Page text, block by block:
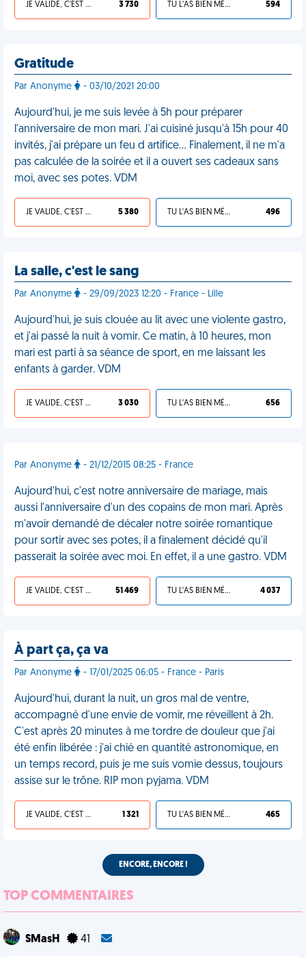
JE VALIDE, C'EST UNE VDM 3 730 TU L'AS BIEN MÉRITÉ 594
Gratitude
Par Anonyme - 03/10/2021 20:00
Aujourd'hui, je me suis levée à 5h pour préparer
l'anniversaire de mon mari. J'ai cuisiné jusqu'à 15h pour 40
invités, j'ai prépare un feu d artifice… Finalement, il ne m'a
pas calculée de la soirée et il a ouvert ses cadeaux sans
moi, avec ses potes. VDM
JE VALIDE, C'EST UNE VDM 5 380 TU L'AS BIEN MÉRITÉ 496
La salle, c'est le sang
Par Anonyme - 29/09/2023 12:20 - France - Lille
Aujourd'hui, je suis clouée au lit avec une violente gastro,
et j'ai passé la nuit à vomir. Ce matin, à 10 heures, mon
mari est parti à sa séance de sport, en me laissant les
enfants à garder. VDM
JE VALIDE, C'EST UNE VDM 3 030 TU L'AS BIEN MÉRITÉ 656
Par Anonyme - 21/12/2015 08:25 - France
Aujourd'hui, c'est notre anniversaire de mariage, mais
aussi l'anniversaire d'un des copains de mon mari. Après
m'avoir demandé de décaler notre soirée romantique
pour sortir avec ses potes, il a finalement décidé qu'il
passerait la soirée avec moi. En effet, il a une gastro. VDM
JE VALIDE, C'EST UNE VDM 51 469 TU L'AS BIEN MÉRITÉ 4 037
À part ça, ça va
Par Anonyme - 17/01/2025 06:05 - France - Paris
Aujourd'hui, durant la nuit, un gros mal de ventre,
accompagné d'une envie de vomir, me réveillent à 2h.
C'est après 20 minutes à me tordre de douleur que j'ai
été enfin libérée : j'ai chié en quantité astronomique, en
un temps record, puis je me suis vomie dessus, toujours
assise sur le trône. RIP mon pyjama. VDM
JE VALIDE, C'EST UNE VDM 1 321 TU L'AS BIEN MÉRITÉ 465
ENCORE, ENCORE !
TOP COMMENTAIRES
SMasH 41